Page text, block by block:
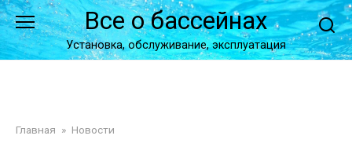
Перейти
к
контенту
Все о бассейнах
Установка, обслуживание, эксплуатация
Главная » Новости